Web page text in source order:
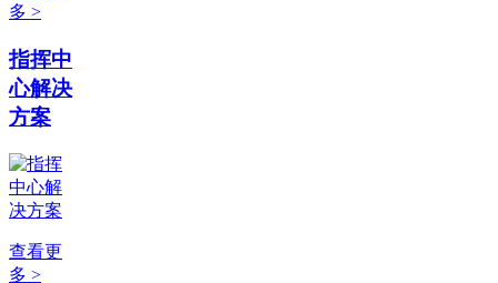
多 >
指挥中
心解决
方案
查看更
多 >